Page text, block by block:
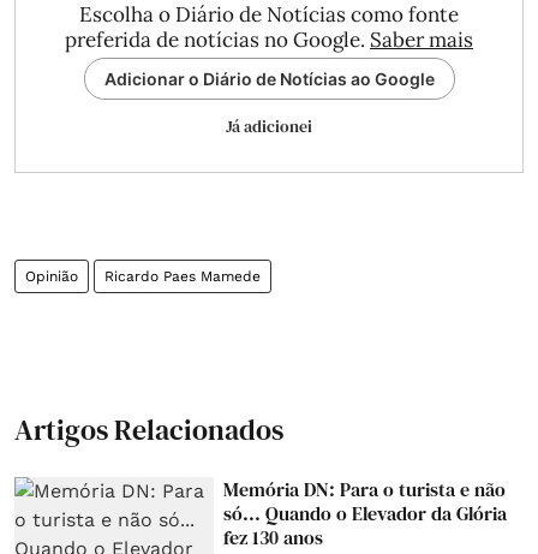
Escolha o Diário de Notícias como fonte
preferida de notícias no Google. Saber mais
Adicionar o Diário de Notícias ao Google
Já adicionei
Opinião Ricardo Paes Mamede
Artigos Relacionados
Memória DN: Para o turista e não
só... Quando o Elevador da Glória
fez 130 anos